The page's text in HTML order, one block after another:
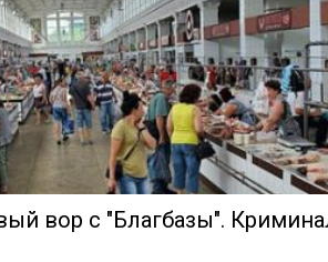
вор с "Благбазы".